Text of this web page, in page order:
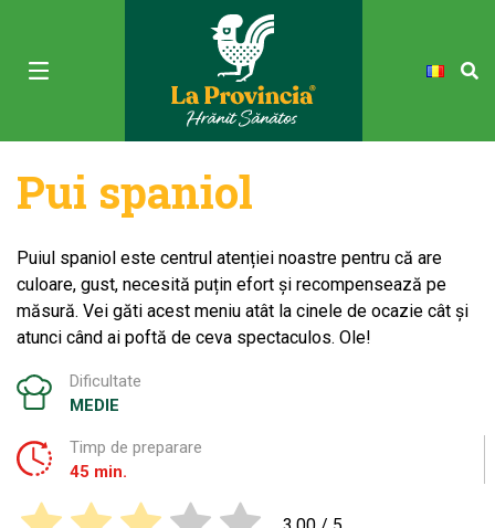
Pui spaniol
Puiul spaniol este centrul atenției noastre pentru că are
culoare, gust, necesită puțin efort și recompensează pe
măsură. Vei găti acest meniu atât la cinele de ocazie cât și
atunci când ai poftă de ceva spectaculos. Ole!
Dificultate
MEDIE
Timp de preparare
45 min.